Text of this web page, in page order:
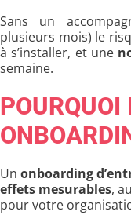
Sans un
plusieurs mois) le
à s’installer, et une
semaine.
Un onboarding
effets mesurables,
pour votre